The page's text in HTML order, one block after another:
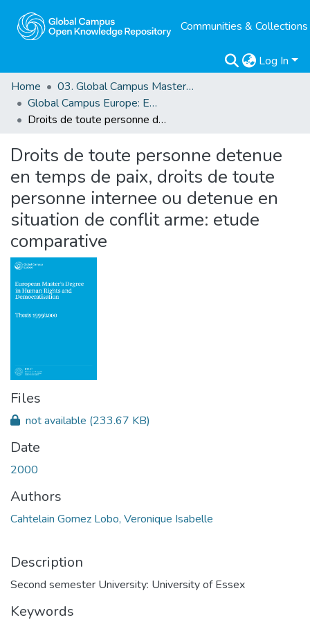
Communities & Collections
Log In
Home
03. Global Campus Masters' Theses
Global Campus Europe: EMA
Droits de toute personne detenue en temps de paix, droits de toute personne internee ou detenue en situation de conflit arme: etude comparative
Droits de toute personne detenue
en temps de paix, droits de toute
personne internee ou detenue en
situation de conflit arme: etude
comparative
Files
not available (233.67 KB)
Date
2000
Authors
Cahtelain Gomez Lobo, Veronique Isabelle
Description
Second semester University: University of Essex
Keywords